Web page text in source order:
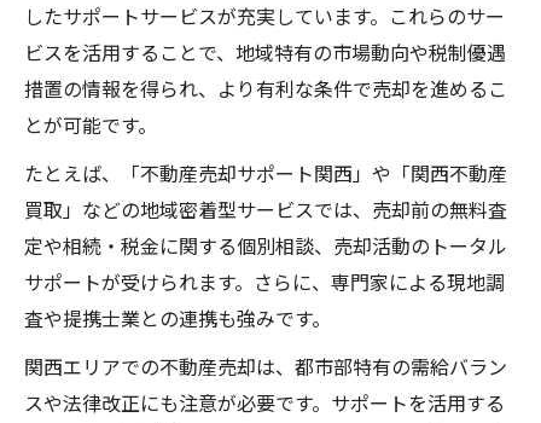
したサポートサービスが充実しています。これらのサー
ビスを活用することで、地域特有の市場動向や税制優遇
措置の情報を得られ、より有利な条件で売却を進めるこ
とが可能です。
たとえば、「不動産売却サポート関西」や「関西不動産
買取」などの地域密着型サービスでは、売却前の無料査
定や相続・税金に関する個別相談、売却活動のトータル
サポートが受けられます。さらに、専門家による現地調
査や提携士業との連携も強みです。
関西エリアでの不動産売却は、都市部特有の需給バラン
スや法律改正にも注意が必要です。サポートを活用する